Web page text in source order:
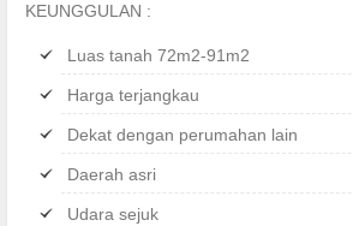
KEUNGGULAN :
Luas tanah 72m2-91m2
Harga terjangkau
Dekat dengan perumahan lain
Daerah asri
Udara sejuk